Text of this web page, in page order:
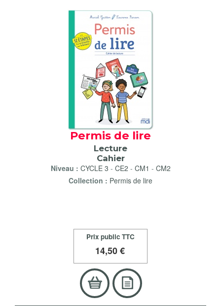
Permis de lire
Lecture
Cahier
Niveau : CYCLE 3 - CE2 - CM1 - CM2
Collection : Permis de lire
Prix public TTC
14,50 €